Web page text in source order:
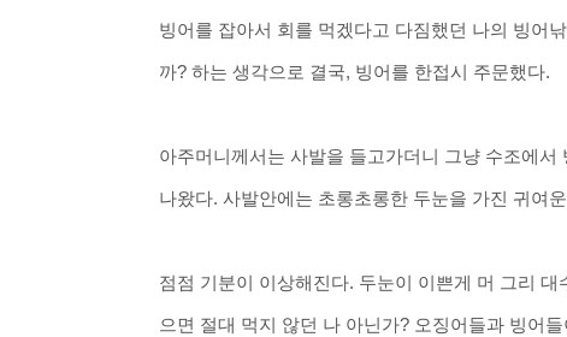
빙어를 잡아서 회를 먹겠다고 다짐했던 나의 빙어
까? 하는 생각으로 결국, 빙어를 한접시 주문했다.
아주머니께서는 사발을 들고가더니 그냥 수조에
나왔다. 사발안에는 초롱초롱한 두눈을 가진 귀여
점점 기분이 이상해진다. 두눈이 이쁜게 머 그리
으면 절대 먹지 않던 나 아닌가? 오징어들과 빙어